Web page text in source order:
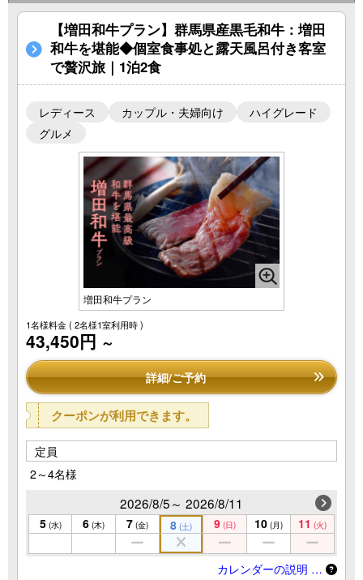
【増田和牛プラン】群馬県産黒毛和牛：増田
和牛を堪能◆個室食事処と露天風呂付き客室
で贅沢旅｜1泊2食
レディース カップル・夫婦向け
ハイグレード
グルメ
増田和牛プラン
1名様料金( 2名様1室利用時 )
43,450円 ～
詳細/ご予約
クーポンが利用できます。
定員
2～4名様
2026/8/5～ 2026/8/11
5 (水) 6 (木) 7 (金) 8 (土) 9 (日) 10 (月) 11 (火)
カレンダーの説明 …